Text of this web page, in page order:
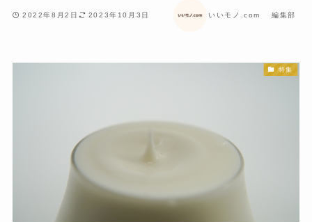
2022年8月2日 2023年10月3日 いいモノ.com 編集部
特集